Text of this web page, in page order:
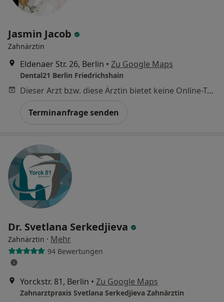
Jasmin Jacob
Zahnärztin
Eldenaer Str. 26, Berlin • Zu Google Maps
Dental21 Berlin Friedrichshain
Dieser Arzt bzw. diese Ärztin bietet keine Online-Terminbuchung an diesem Standort an.
Terminanfrage senden
Dr. Svetlana Serkedjieva
Zahnärztin · Mehr
94 Bewertungen
Yorckstr. 81, Berlin • Zu Google Maps
Zahnarztpraxis Svetlana Serkedjieva Zahnärztin